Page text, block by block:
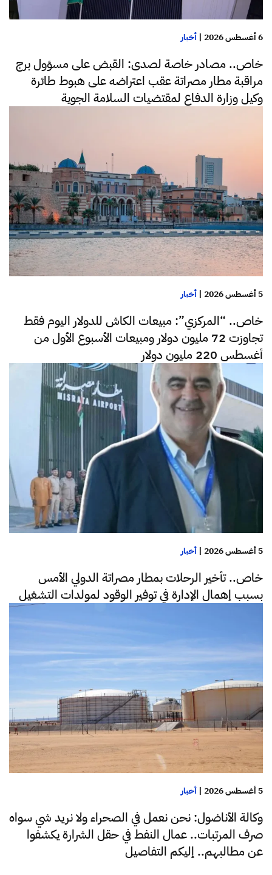
6 أغسطس 2026 | أخبار
خاص.. مصادر خاصة لصدى: القبض على مسؤول برج
مراقبة مطار مصراتة عقب اعتراضه على هبوط طائرة
وكيل وزارة الدفاع لمقتضيات السلامة الجوية
5 أغسطس 2026 | أخبار
خاص.. “المركزي”: مبيعات الكاش للدولار اليوم فقط
تجاوزت 72 مليون دولار ومبيعات الأسبوع الأول من
أغسطس 220 مليون دولار
5 أغسطس 2026 | أخبار
خاص.. تأخير الرحلات بمطار مصراتة الدولي الأمس
بسبب إهمال الإدارة في توفير الوقود لمولدات التشغيل
5 أغسطس 2026 | أخبار
وكالة الأناضول: نحن نعمل في الصحراء ولا نريد شي سواه
صرف المرتبات.. عمال النفط في حقل الشرارة يكشفوا
عن مطالبهم.. إليكم التفاصيل